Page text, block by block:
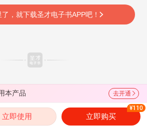
，就下载圣才电子书APP吧！
本产品 去开通
立即使用 立即购买
¥110